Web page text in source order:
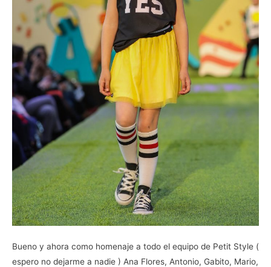
Bueno y ahora como homenaje a todo el equipo de Petit Style (
espero no dejarme a nadie ) Ana Flores, Antonio, Gabito, Mario,